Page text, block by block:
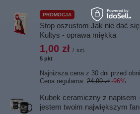
PROMOCJA
Stop oszustom Jak nie dać
Kultys - oprawa miękka
1,00 zł / szt.
5 pkt
Najniższa cena z 30 dni przed
Cena regularna: 24,99 zł -96%
Kubek ceramiczny z napisem
jestem twoim największym